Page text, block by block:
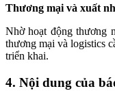
Thương mại và xuất
Nhờ hoạt động thương
thương mại và logistics
triển khai.
4. Nội dung của